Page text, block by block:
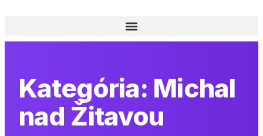
Kategória: Michal
nad Žitavou